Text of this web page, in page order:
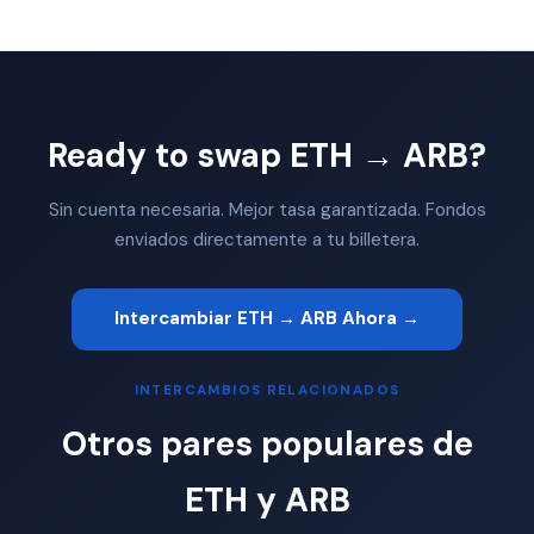
Ready to swap ETH → ARB?
Sin cuenta necesaria. Mejor tasa garantizada. Fondos
enviados directamente a tu billetera.
Intercambiar ETH → ARB Ahora →
INTERCAMBIOS RELACIONADOS
Otros pares populares de
ETH y ARB